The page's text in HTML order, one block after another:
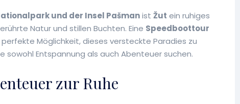
und der Insel Pašmanist Žut ein ruhiges
Natur und stillen Buchten. Eine Speedboottour
Möglichkeit, dieses versteckte Paradies zu
sowohl Entspannung als auch Abenteuer suchen.
zur Ruhe